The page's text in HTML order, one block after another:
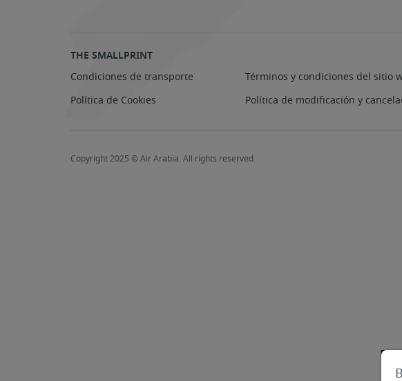
THE SMALLPRINT
Condiciones de transporte
Términos y condiciones del sitio
Política de Cookies
Política de modificación y
Copyright 2025 © Air Arabia. All rights reserved.